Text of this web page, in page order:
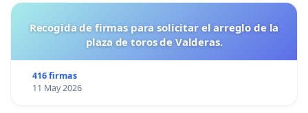
Recogida de firmas para solicitar el arreglo de la
plaza de toros de Valderas.
416 firmas
11 May 2026